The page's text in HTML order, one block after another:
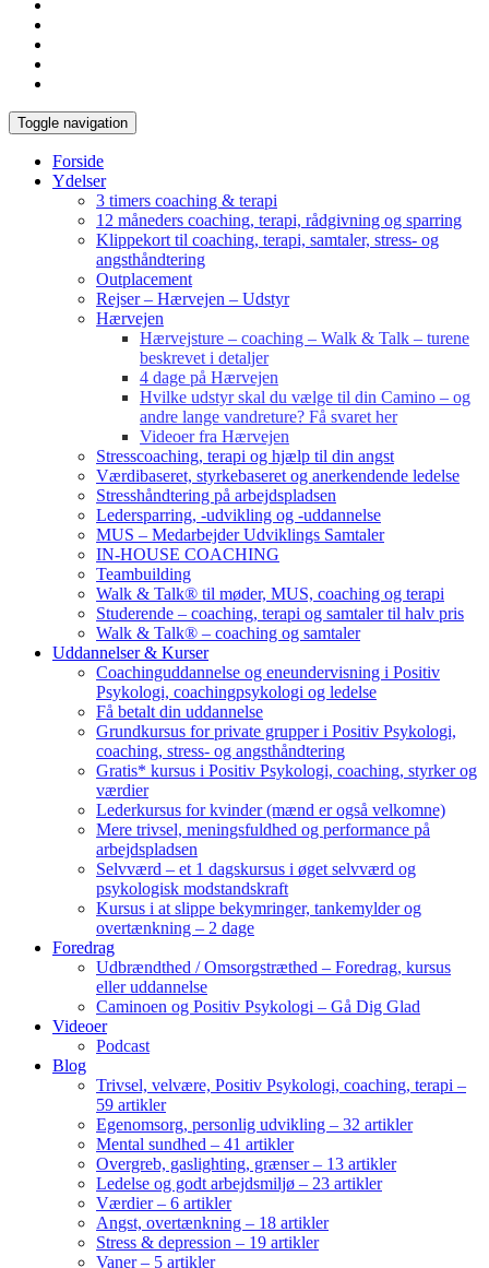
Toggle navigation
Forside
Ydelser
3 timers coaching & terapi
12 måneders coaching, terapi, rådgivning og sparring
Klippekort til coaching, terapi, samtaler, stress- og
angsthåndtering
Outplacement
Rejser – Hærvejen – Udstyr
Hærvejen
Hærvejsture – coaching – Walk & Talk – turene
beskrevet i detaljer
4 dage på Hærvejen
Hvilke udstyr skal du vælge til din Camino – og
andre lange vandreture? Få svaret her
Videoer fra Hærvejen
Stresscoaching, terapi og hjælp til din angst
Værdibaseret, styrkebaseret og anerkendende ledelse
Stresshåndtering på arbejdspladsen
Ledersparring, -udvikling og -uddannelse
MUS – Medarbejder Udviklings Samtaler
IN-HOUSE COACHING
Teambuilding
Walk & Talk® til møder, MUS, coaching og terapi
Studerende – coaching, terapi og samtaler til halv pris
Walk & Talk® – coaching og samtaler
Uddannelser & Kurser
Coachinguddannelse og eneundervisning i Positiv
Psykologi, coachingpsykologi og ledelse
Få betalt din uddannelse
Grundkursus for private grupper i Positiv Psykologi,
coaching, stress- og angsthåndtering
Gratis* kursus i Positiv Psykologi, coaching, styrker og
værdier
Lederkursus for kvinder (mænd er også velkomne)
Mere trivsel, meningsfuldhed og performance på
arbejdspladsen
Selvværd – et 1 dagskursus i øget selvværd og
psykologisk modstandskraft
Kursus i at slippe bekymringer, tankemylder og
overtænkning – 2 dage
Foredrag
Udbrændthed / Omsorgstræthed – Foredrag, kursus
eller uddannelse
Caminoen og Positiv Psykologi – Gå Dig Glad
Videoer
Podcast
Blog
Trivsel, velvære, Positiv Psykologi, coaching, terapi –
59 artikler
Egenomsorg, personlig udvikling – 32 artikler
Mental sundhed – 41 artikler
Overgreb, gaslighting, grænser – 13 artikler
Ledelse og godt arbejdsmiljø – 23 artikler
Værdier – 6 artikler
Angst, overtænkning – 18 artikler
Stress & depression – 19 artikler
Vaner – 5 artikler